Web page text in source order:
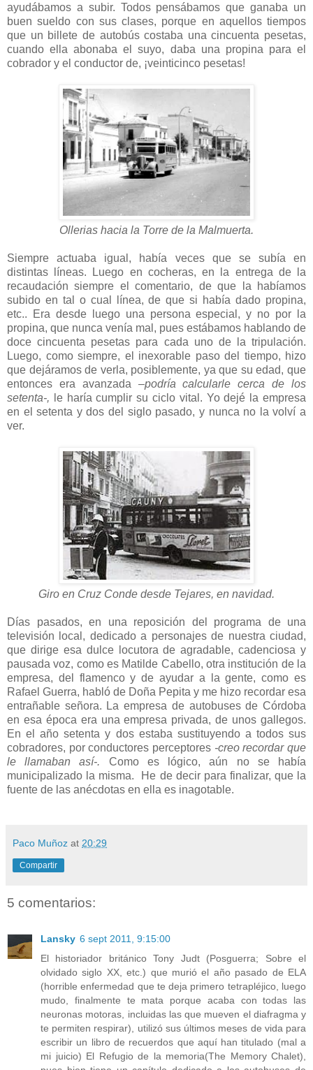
ayudábamos a subir. Todos pensábamos que ganaba un
buen sueldo con sus clases, porque en aquellos tiempos
que un billete de autobús costaba una cincuenta pesetas,
cuando ella abonaba el suyo, daba una propina para el
cobrador y el conductor de, ¡veinticinco pesetas!
Ollerias hacia la Torre de la Malmuerta.
Siempre actuaba igual, había veces que se subía en
distintas líneas. Luego en cocheras, en la entrega de la
recaudación siempre el comentario, de que la habíamos
subido en tal o cual línea, de que si había dado propina,
etc.. Era desde luego una persona especial, y no por la
propina, que nunca venía mal, pues estábamos hablando de
doce cincuenta pesetas para cada uno de la tripulación.
Luego, como siempre, el inexorable paso del tiempo, hizo
que dejáramos de verla, posiblemente, ya que su edad, que
entonces era avanzada –podría calcularle cerca de los
setenta-, le haría cumplir su ciclo vital. Yo dejé la empresa
en el setenta y dos del siglo pasado, y nunca no la volví a
ver.
Giro en Cruz Conde desde Tejares, en navidad.
Días pasados, en una reposición del programa de una
televisión local, dedicado a personajes de nuestra ciudad,
que dirige esa dulce locutora de agradable, cadenciosa y
pausada voz, como es Matilde Cabello, otra institución de la
empresa, del flamenco y de ayudar a la gente, como es
Rafael Guerra, habló de Doña Pepita y me hizo recordar esa
entrañable señora. La empresa de autobuses de Córdoba
en esa época era una empresa privada, de unos gallegos.
En el año setenta y dos estaba sustituyendo a todos sus
cobradores, por conductores perceptores -creo recordar que
le llamaban así-. Como es lógico, aún no se había
municipalizado la misma. He de decir para finalizar, que la
fuente de las anécdotas en ella es inagotable.
Paco Muñoz at 20:29
Compartir
5 comentarios:
Lansky 6 sept 2011, 9:15:00
El historiador británico Tony Judt (Posguerra; Sobre el
olvidado siglo XX, etc.) que murió el año pasado de ELA
(horrible enfermedad que te deja primero tetrapléjico, luego
mudo, finalmente te mata porque acaba con todas las
neuronas motoras, incluidas las que mueven el diafragma y
te permiten respirar), utilizó sus últimos meses de vida para
escribir un libro de recuerdos que aquí han titulado (mal a
mi juicio) El Refugio de la memoria(The Memory Chalet),